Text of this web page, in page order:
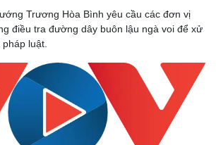
Trương Hòa Bình yêu cầu các đơn vị
điều tra đường dây buôn lậu ngà voi để xử
luật.